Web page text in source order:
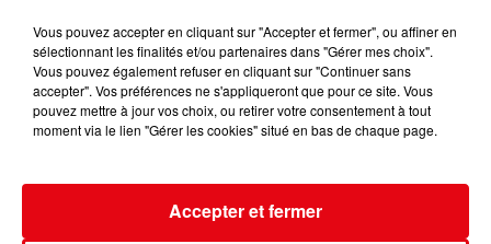
Vous pouvez accepter en cliquant sur "Accepter et fermer", ou affiner en
sélectionnant les finalités et/ou partenaires dans "Gérer mes choix".
Vous pouvez également refuser en cliquant sur "Continuer sans
accepter". Vos préférences ne s'appliqueront que pour ce site. Vous
pouvez mettre à jour vos choix, ou retirer votre consentement à tout
moment via le lien "Gérer les cookies" situé en bas de chaque page.
Accepter et fermer